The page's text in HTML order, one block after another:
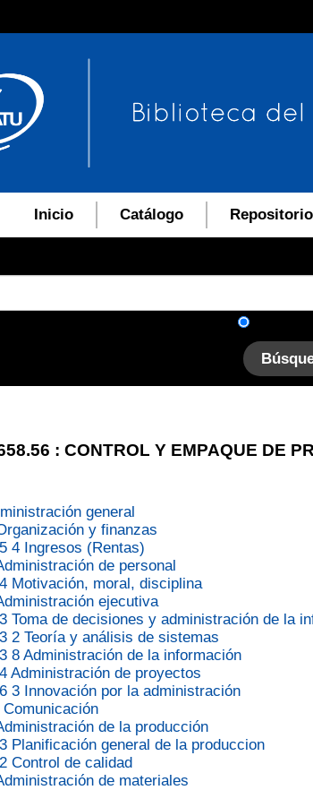
Inicio Catálogo
: CONTROL Y EMPAQUE DE
general
y finanzas
4 Ingresos (Rentas)
de personal
Motivación, moral, disciplina
ejecutiva
Toma de decisiones y administración de la
2 Teoría y análisis de sistemas
8 Administración de la información
Administración de proyectos
3 Innovación por la administración
Comunicación
de la producción
Planificación general de la produccion
Control de calidad
de materiales